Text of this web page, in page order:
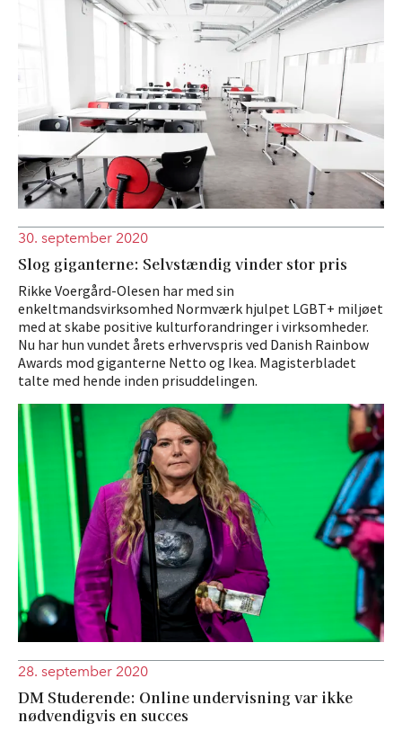
30. september 2020
Slog giganterne: Selvstændig vinder stor pris
Rikke Voergård-Olesen har med sin
enkeltmandsvirksomhed Normværk hjulpet LGBT+ miljøet
med at skabe positive kulturforandringer i virksomheder.
Nu har hun vundet årets erhvervspris ved Danish Rainbow
Awards mod giganterne Netto og Ikea. Magisterbladet
talte med hende inden prisuddelingen.
28. september 2020
DM Studerende: Online undervisning var ikke
nødvendigvis en succes